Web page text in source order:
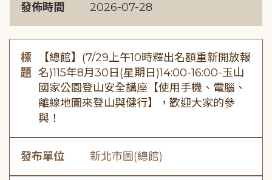
發佈時間 2026-07-28
標
題
【總館】(7/29上午10時釋出名額重新開放報
名)115年8月30日(星期日)14:00-16:00-玉山
國家公園登山安全講座【使用手機、電腦、
離線地圖來登山與健行】，歡迎大家的參
與！
發布單位 新北市圖(總館)